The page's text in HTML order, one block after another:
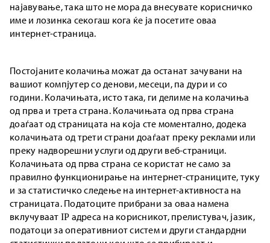
најавување, така што не мора да внесувате корисничко
име и лозинка секогаш кога ќе ја посетите оваа
интернет-страница.
Постојаните колачиња можат да останат зачувани на
вашиот компјутер со денови, месеци, па дури и со
години. Колачињата, исто така, ги делиме на колачиња
од прва и трета страна. Колачињата од прва страна
доаѓаат од страницата на која сте моментално, додека
колачињата од трети страни доаѓаат преку реклами или
преку надворешни услуги од други веб-страници.
Колачињата од прва страна се користат не само за
правилно функционирање на интернет-страниците, туку
и за статистичко следење на интернет-активноста на
страницата. Податоците прибрани за оваа намена
вклучуваат IP адреса на корисникот, прелистувач, јазик,
податоци за оперативниот систем и други стандардни